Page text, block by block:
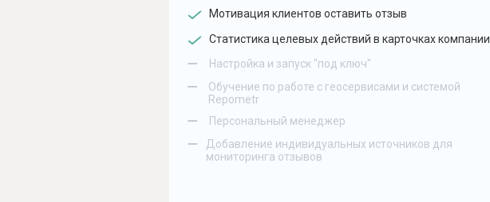
Мотивация клиентов оставить отзыв
Статистика целевых действий в карточках компании
– Настройка и запуск "под ключ"
–
Обучение по работе с геосервисами и системой
Repometr
– Персональный менеджер
–
Добавление индивидуальных источников для
мониторинга отзывов